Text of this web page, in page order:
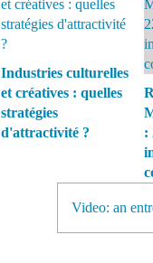
Industries culturelles
et créatives : quelles
stratégies
d'attractivité ?
:
Video: an